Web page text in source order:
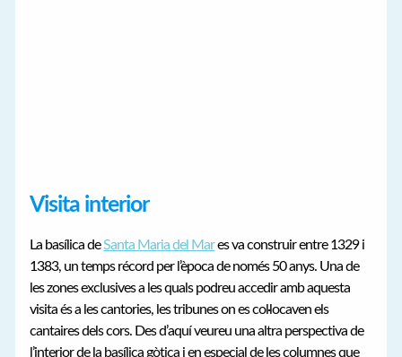
Visita interior
La basílica deSanta Maria del Mares va construir entre 1329 i
1383, un temps récord per l’època de només 50 anys. Una de
les zones exclusives a les quals podreu accedir amb aquesta
visita és a les cantories, les tribunes on es col·locaven els
cantaires dels cors. Des d’aquí veureu una altra perspectiva de
l’interior de la basílica gòtica i en especial de les columnes que